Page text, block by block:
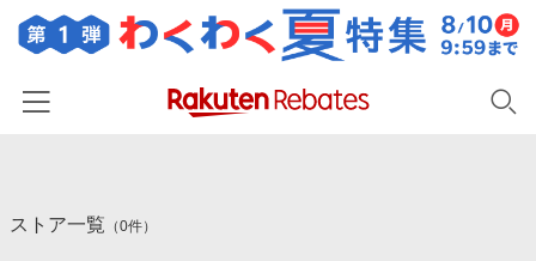
カテゴリー一覧
ストア一覧 （0件）